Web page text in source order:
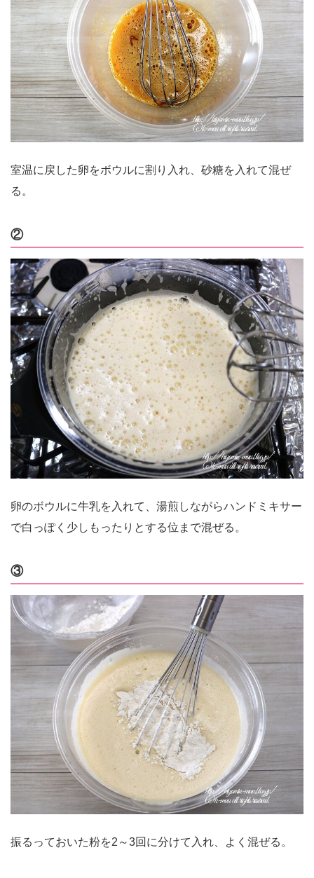
室温に戻した卵をボウルに割り入れ、砂糖を入れて混ぜ
る。
②
卵のボウルに牛乳を入れて、湯煎しながらハンドミキサー
で白っぽく少しもったりとする位まで混ぜる。
③
振るっておいた粉を2～3回に分けて入れ、よく混ぜる。